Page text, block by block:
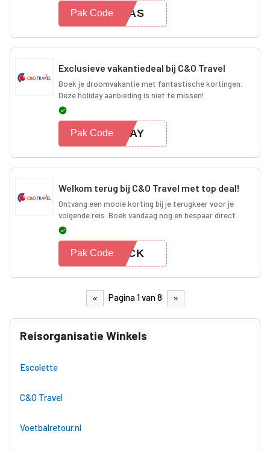
XMAS
Pak Code
Exclusieve vakantiedeal bij C&O Travel
Boek je droomvakantie met fantastische kortingen.
Deze holiday aanbieding is niet te missen!
IDAY
Pak Code
Welkom terug bij C&O Travel met top deal!
Ontvang een mooie korting bij je terugkeer voor je
volgende reis. Boek vandaag nog en bespaar direct.
BACK
Pak Code
« Pagina 1 van 8 »
Reisorganisatie Winkels
Escolette
C&O Travel
Voetbalretour.nl